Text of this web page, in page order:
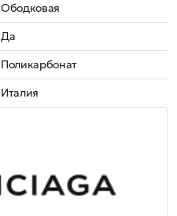
Ободковая
Да
Поликарбонат
Италия